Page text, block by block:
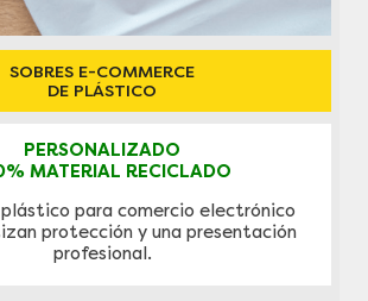
SOBRES E-COMMERCE
DE PLÁSTICO
PERSONALIZADO
MATERIAL RECICLADO
plástico para comercio electrónico
protección y una presentación
profesional.